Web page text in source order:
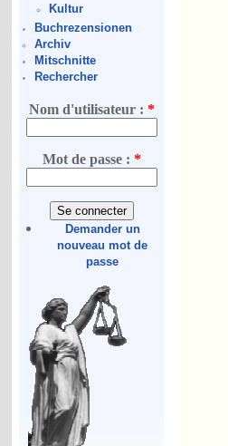
Kultur
Buchrezensionen
Archiv
Mitschnitte
Rechercher
Nom d'utilisateur : *
Mot de passe : *
Demander un
nouveau mot de
passe